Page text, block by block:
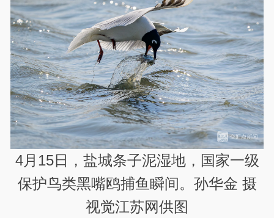
4月15日，盐城条子泥湿地，国家一级
保护鸟类黑嘴鸥捕鱼瞬间。孙华金 摄
视觉江苏网供图